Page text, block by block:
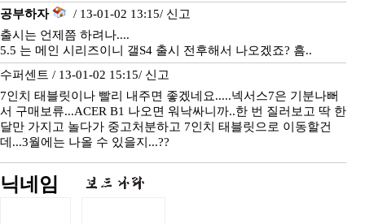
공부하자 / 13-01-02 13:15/ 신고
출시는 언제쯤 하려나....
5.5 는 메인 시리즈이니 갤S4 출시 전후해서 나오겠죠? 흠..
수퍼센트 / 13-01-02 15:15/ 신고
7인치 태블릿이나 빨리 내주면 좋겠네요.....넥서스7은 기분나뻐
서 구매보류...ACER B1 나오면 워낙싸니까..한 번 질러보고 딱 한
달만 가지고 놀다가 중고처분하고 7인치 태블릿으로 이동할건
데...3월에는 나올 수 있을지...??
닉네임